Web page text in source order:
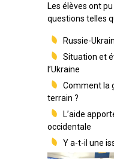
Les élèves ont
questions telles
Russie-
Situation et
l’Ukraine
Comment la
terrain ?
L’aide
occidentale
Y a-t-il une